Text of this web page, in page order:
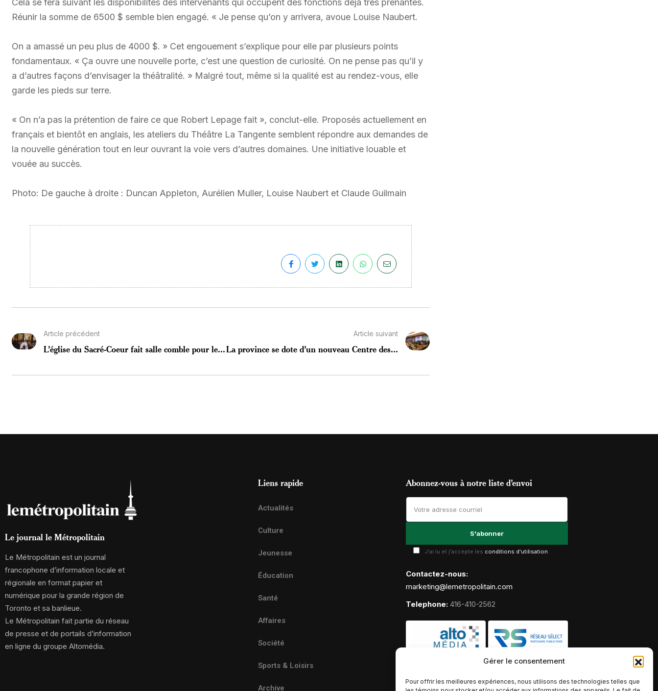
Gérer le consentement
Pour offrir les meilleures expériences, nous utilisons des technologies telles que
Réunir la somme de 6500 $ semble bien engagé. « Je pense qu’on y arrivera, avoue Louise Naubert.
On a amassé un peu plus de 4000 $. » Cet engouement s’explique pour elle par plusieurs points
fondamentaux. « Ça ouvre une nouvelle porte, c’est une question de curiosité. On ne pense pas qu’il y
a d’autres façons d’envisager la théâtralité. » Malgré tout, même si la qualité est au rendez-vous, elle
garde les pieds sur terre.
« On n’a pas la prétention de faire ce que Robert Lepage fait », conclut-elle. Proposés actuellement en
français et bientôt en anglais, les ateliers du Théâtre La Tangente semblent répondre aux demandes de
la nouvelle génération tout en leur ouvrant la voie vers d’autres domaines. Une initiative louable et
vouée au succès.
Photo: De gauche à droite : Duncan Appleton, Aurélien Muller, Louise Naubert et Claude Guilmain
Article précédent
L’église du Sacré-Coeur fait salle comble pour le...
Article suivant
La province se dote d’un nouveau Centre des...
Le journal le Métropolitain
Le Métropolitain est un journal
francophone d’information locale et
régionale en format papier et
numérique pour la grande région de
Toronto et sa banlieue.
Le Métropolitain fait partie du réseau
de presse et de portails d’information
en ligne du groupe Altomédia.
Liens rapide
Actualités
Culture
Jeunesse
Éducation
Santé
Affaires
Société
Sports & Loisirs
Archive
Abonnez-vous à notre liste d’envoi
J'ai lu et j'accepte les conditions d'utilisation
Contactez-nous:
marketing@lemetropolitain.com
Telephone: 416-410-2562